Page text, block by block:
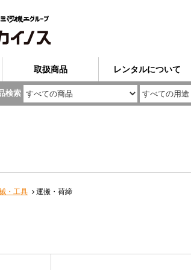
取扱商品 レンタルについて
検索
・工具 運搬・荷締